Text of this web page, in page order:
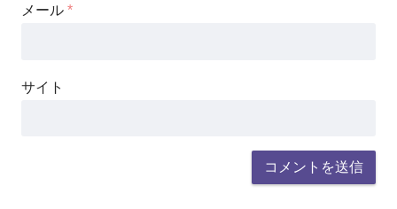
メール *
サイト